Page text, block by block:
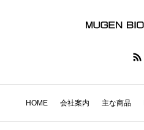
HOME 会社案内 主な商品